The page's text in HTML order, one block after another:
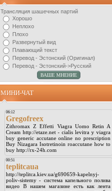
Трансляция шашечных партий
Хорошо
Неплохо
Плохо
Развернутый вид
Плавающий текст
Перевод - Эстонский (Оригинал)
Перевод - Эстонский->Русский
МИНИ-ЧАТ